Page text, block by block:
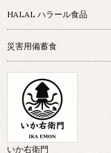
HALAL ハラール食品
災害用備蓄食
いか右衛門